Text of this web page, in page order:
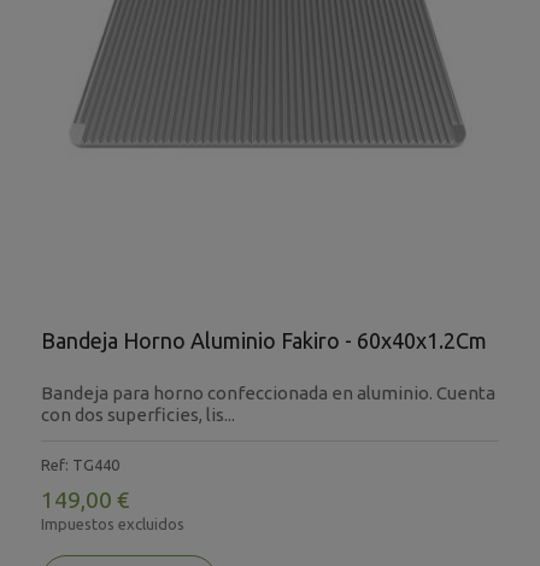
Bandeja Horno Aluminio Fakiro - 60x40x1.2Cm
Bandeja para horno confeccionada en aluminio. Cuenta
con dos superficies, lis...
Ref: TG440
149,00 €
Impuestos excluidos